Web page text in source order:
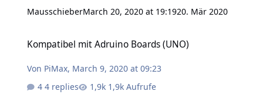
MausschieberMarch 20, 2020 at 19:1920. Mär 2020
Kompatibel mit Adruino Boards (UNO)
Von PiMax, March 9, 2020 at 09:23
4 replies
1,9k Aufrufe